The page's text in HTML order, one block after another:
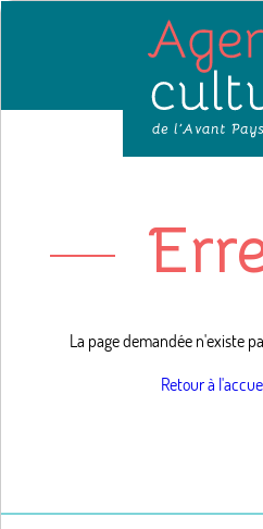
La page demandée n'existe
Retour à